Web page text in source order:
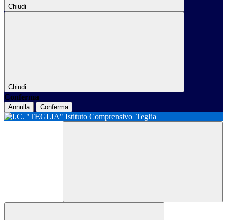
Chiudi
Chiudi
Conferma
Annulla Conferma
Istituto Comprensivo Teglia